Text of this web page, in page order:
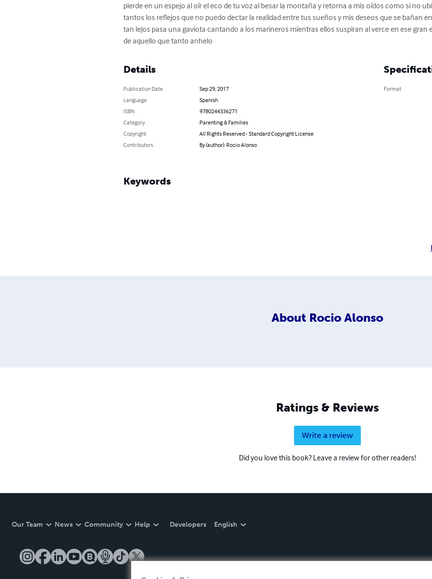
pierde en un espejo al oír el eco de tu voz al besar la montaña y retorna a mis oídos como si no
tantos los reflejos que no puedo dectar la realidad entre tus sueños y mis deseos que se bañan
tan lejos pasa una gaviota cantando a los marineros mientras ellos suspiran al verce en ese gran
de aquello que tanto anhelo
Details
Publication Date
Sep 29, 2017
Language
Spanish
ISBN
9780244336271
Category
Parenting & Families
Copyright
All Rights Reserved - Standard Copyright License
Contributors
By (author): Rocio Alonso
Format
Keywords
About Rocio Alonso
Ratings & Reviews
Write a review
Did you love this book? Leave a review for other readers!
Our Team News Community Help Developers English